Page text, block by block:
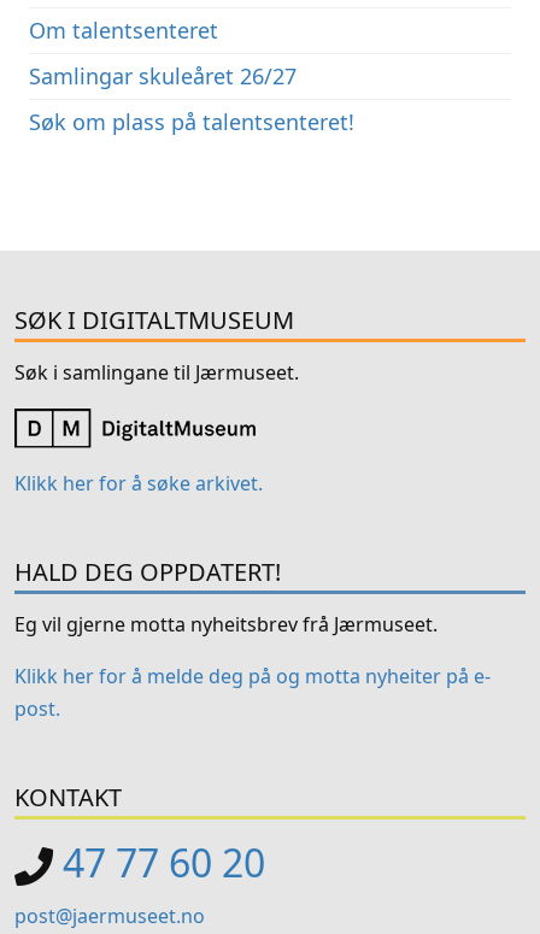
Om talentsenteret
Samlingar skuleåret 26/27
Søk om plass på talentsenteret!
SØK I DIGITALTMUSEUM
Søk i samlingane til Jærmuseet.
Klikk her for å søke arkivet.
HALD DEG OPPDATERT!
Eg vil gjerne motta nyheitsbrev frå Jærmuseet.
Klikk her for å melde deg på og motta nyheiter på e-
post.
KONTAKT
47 77 60 20
post@jaermuseet.no